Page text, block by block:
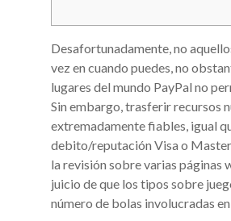
Desafortunadamente, no
vez en cuando puedes, no
lugares del mundo PayPal no
Sin embargo, trasferir recursos
extremadamente fiables, igual
debito/reputación Visa o
la revisión sobre varias páginas
juicio de que los tipos sobre
número de bolas involucradas